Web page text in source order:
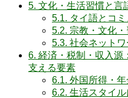
5. 文化・生活習慣と言
5.1. タイ語とコ
5.2. 宗教・文化
5.3. 社会ネット
6. 経済・税制・収入源
支える要素
6.1. 外国所得・
6.2. 生活スタイ